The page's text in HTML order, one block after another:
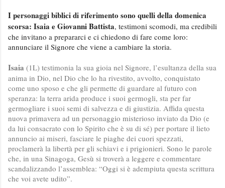
I personaggi biblici di riferimento sono quelli della domenica
scorsa: Isaia e Giovanni Battista, testimoni scomodi, ma credibili
che invitano a prepararci e ci chiedono di fare come loro:
annunciare il Signore che viene a cambiare la storia.
Isaia (1L) testimonia la sua gioia nel Signore, l’esultanza della sua
anima in Dio, nel Dio che lo ha rivestito, avvolto, conquistato
come uno sposo e che gli permette di guardare al futuro con
speranza: la terra arida produce i suoi germogli, sta per far
germogliare i suoi semi di salvezza e di giustizia. Affida questa
nuova primavera ad un personaggio misterioso inviato da Dio (e
da lui consacrato con lo Spirito che è su di sé) per portare il lieto
annuncio ai miseri, fasciare le piaghe dei cuori spezzati,
proclamerà la libertà per gli schiavi e i prigionieri. Sono le parole
che, in una Sinagoga, Gesù si troverà a leggere e commentare
scandalizzando l’assemblea: “Oggi si è adempiuta questa scrittura
che voi avete udito”.